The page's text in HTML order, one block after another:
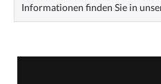
Informationen finden Sie in